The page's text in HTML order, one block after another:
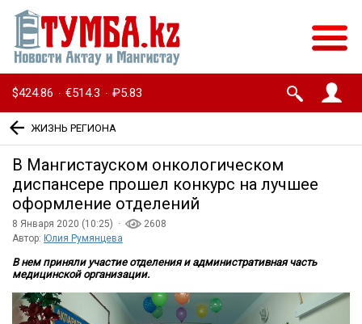
$424.86 · €514.3 · ₽5.83
ЖИЗНЬ РЕГИОНА
В Мангистауском онкологическом
диспансере прошел конкурс на лучшее
оформление отделений
8 Января 2020 (10:25) ·
2608
Автор: Юлия Румянцева
В нем приняли участие отделения и административная часть
медицинской организации.